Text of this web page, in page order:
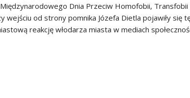
Dnia Przeciw Homofobii,
wejściu od strony pomnika Józefa Dietla pojawiły się
reakcję włodarza miasta w mediach